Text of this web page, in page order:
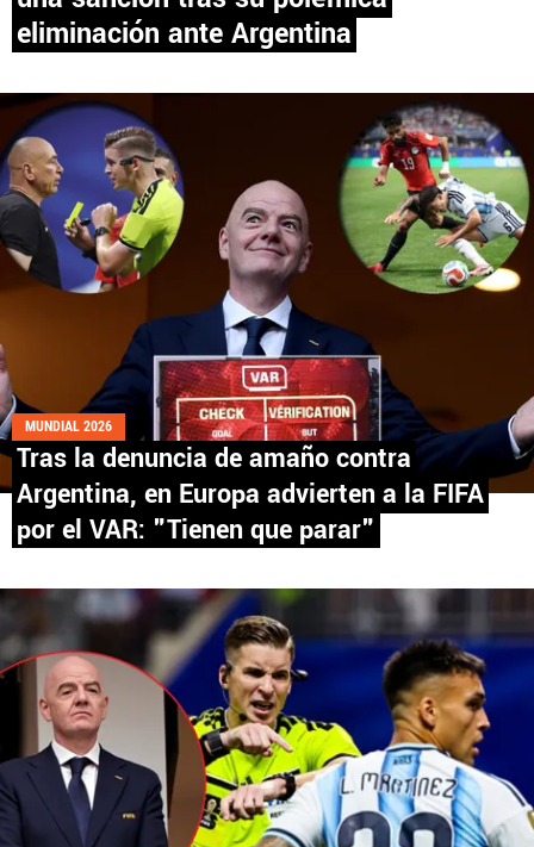
PANAMÁ
NICARAGUA
CONCACAF
FÚTBOL INTERNACIONAL
QUIENES SOMOS STAFF | CONTACTO
Términos y Condiciones
Políticas de Privacidad
Política Editorial
Ad Choices
una compañía perteneciente a Better Collective.
Todos los derechos reservados.
eliminación ante Argentina
MUNDIAL 2026
Tras la denuncia de amaño contra
Argentina, en Europa advierten a la FIFA
por el VAR: "Tienen que parar"